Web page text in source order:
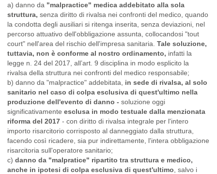
a) danno da "malpractice" medica addebitato alla sola
struttura, senza diritto di rivalsa nei confronti del medico, quando
la condotta degli ausiliari si ritenga inserita, senza deviazioni, nel
percorso attuativo dell'obbligazione assunta, collocandosi "tout
court" nell'area del rischio dell'impresa sanitaria. Tale soluzione,
tuttavia, non è conforme al nostro ordinamento, infatti la
legge n. 24 del 2017, all’art. 9 disciplina in modo esplicito la
rivalsa della struttura nei confronti del medico responsabile;
b) danno da "malpractice" addebitata,
in sede di rivalsa, al solo
sanitario nel caso di colpa esclusiva di quest'ultimo nella
produzione dell'evento di danno - soluzione oggi
significativamente esclusa in modo testuale dalla menzionata
riforma del 2017 - con diritto di rivalsa integrale per l'intero
importo risarcitorio corrisposto al danneggiato dalla struttura,
facendo così ricadere, sia pur indirettamente, l'intera obbligazione
risarcitoria sull'operatore sanitario;
c) danno da "malpratice" ripartito tra struttura e medico,
anche in ipotesi di colpa esclusiva di quest'ultimo , salvo i